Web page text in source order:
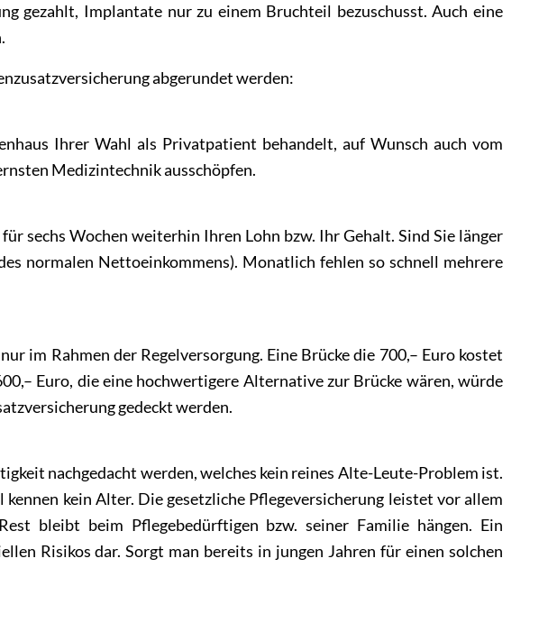
gezahlt, Implantate nur zu einem Bruchteil bezuschusst. Auch eine
abgerundet werden:
Ihrer Wahl als Privatpatient behandelt, auf Wunsch auch vom
Medizintechnik ausschöpfen.
sechs Wochen weiterhin Ihren Lohn bzw. Ihr Gehalt. Sind Sie länger
normalen Nettoeinkommens). Monatlich fehlen so schnell mehrere
im Rahmen der Regelversorgung. Eine Brücke die 700,– Euro kostet
Euro, die eine hochwertigere Alternative zur Brücke wären, würde
gedeckt werden.
nachgedacht werden, welches kein reines Alte-Leute-Problem ist.
kein Alter. Die gesetzliche Pflegeversicherung leistet vor allem
bleibt beim Pflegebedürftigen bzw. seiner Familie hängen. Ein
Risikos dar. Sorgt man bereits in jungen Jahren für einen solchen